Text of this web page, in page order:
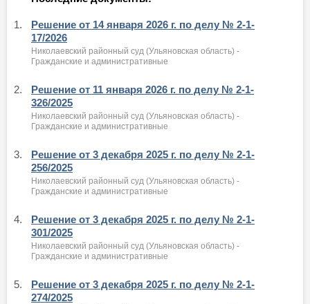
1.
Решение от 14 января 2026 г. по делу № 2-1-
17/2026
Николаевский районный суд (Ульяновская область) -
Гражданские и административные
2.
Решение от 11 января 2026 г. по делу № 2-1-
326/2025
Николаевский районный суд (Ульяновская область) -
Гражданские и административные
3.
Решение от 3 декабря 2025 г. по делу № 2-1-
256/2025
Николаевский районный суд (Ульяновская область) -
Гражданские и административные
4.
Решение от 3 декабря 2025 г. по делу № 2-1-
301/2025
Николаевский районный суд (Ульяновская область) -
Гражданские и административные
5.
Решение от 3 декабря 2025 г. по делу № 2-1-
274/2025